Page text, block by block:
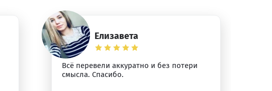
Елизавета
Всё перевели аккуратно и без потери
смысла. Спасибо.